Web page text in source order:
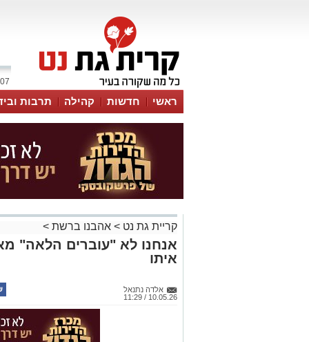
07 אוגוסט 2026 / 03:19
ראשי חדשות קהילה תרבות
קריית גת נט > אהבנו ברשת >
אנחנו לא "עוברים הלאה"
איתו
אלדה נתנאל
10.05.26 / 11:29